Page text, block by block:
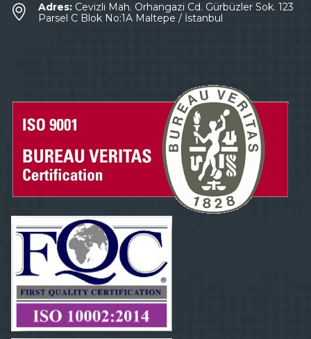
Adres: Cevizli Mah. Orhangazi Cd. Gürbüzler Sok. 123
Parsel C Blok No:1A Maltepe / İstanbul